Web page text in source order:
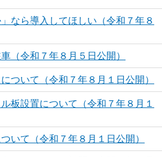
」なら導入してほしい（令和７年８
（令和７年８月５日公開）
ついて（令和７年８月１日公開）
板設置について（令和７年８月１
いて（令和７年８月１日公開）